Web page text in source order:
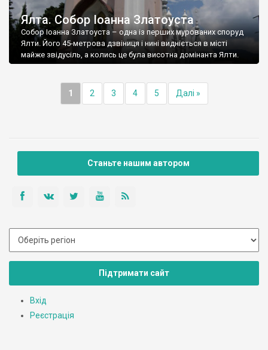
Ялта. Собор Іоанна Златоуста
Собор Іоанна Златоуста – одна із перших мурованих споруд
Ялти. Його 45-метрова дзвіниця і нині видніється в місті
майже звідусіль, а колись це була висотна домінанта Ялти.
1 2 3 4 5 Далі »
Станьте нашим автором
Підтримати сайт
Вхід
Реєстрація